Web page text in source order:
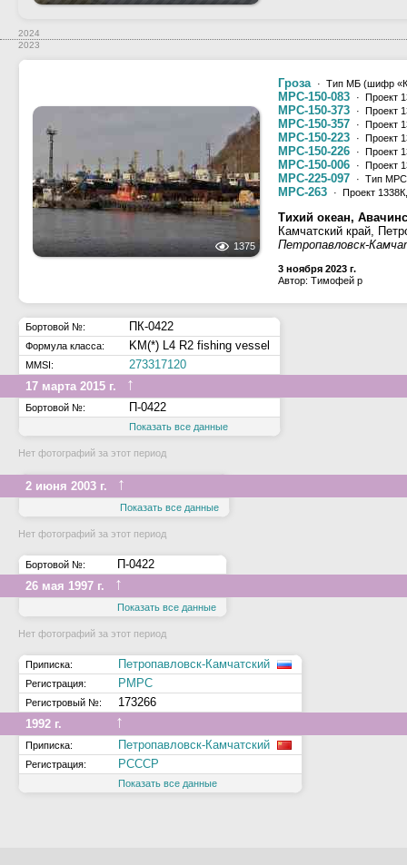
2024
2023
1375
Гроза · Тип МБ (шифр
МРС-150-083 · Проект
МРС-150-373 · Проект
МРС-150-357 · Проект
МРС-150-223 · Проект
МРС-150-226 · Проект
МРС-150-006 · Проект
МРС-225-097 · Тип
МРС-263 · Проект
Тихий океан,
Камчатский край,
Петропавловск-
3 ноября 2023 г.
Автор: Тимофей р
Бортовой №: ПК-0422
Формула класса: KM(*) L4 R2 fishing vessel
MMSI:
273317120
17 марта 2015 г.
↑
Бортовой №: П-0422
Показать все данные
Нет фотографий за этот период
2 июня 2003 г. ↑
Показать все данные
Нет фотографий за этот период
Бортовой №:
П-0422
26 мая 1997 г.
↑
Показать все данные
Нет фотографий за этот период
Приписка: Петропавловск-Камчатский
Регистрация: РМРС
Регистровый №:
173266
1992 г.
↑
Приписка: Петропавловск-Камчатский
Регистрация: РСССР
Показать все данные